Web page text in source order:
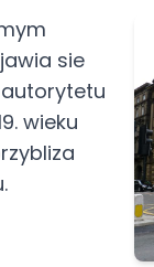
sie
wieku